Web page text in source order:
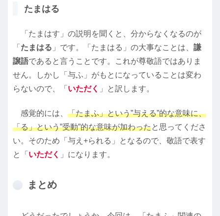
たまはる
「たまはす」の説明を聞くと、分からなくなるのが
「 たまはる 」です。「たまはる」の大事なことは、 謙
譲語であると言うことです。これが尊敬語ではありま
せん。しかし「与ふ」がもとになっていることは変わ
らないので、「 いただく 」と訳します。
感覚的には、 「たまふ」という”与える”的な意味に、
「る」という”受動”的な意味が加わったと思ってくださ
い。そのため「与え+られる」となるので、敬語で表す
と「 いただく 」になります。
まとめ